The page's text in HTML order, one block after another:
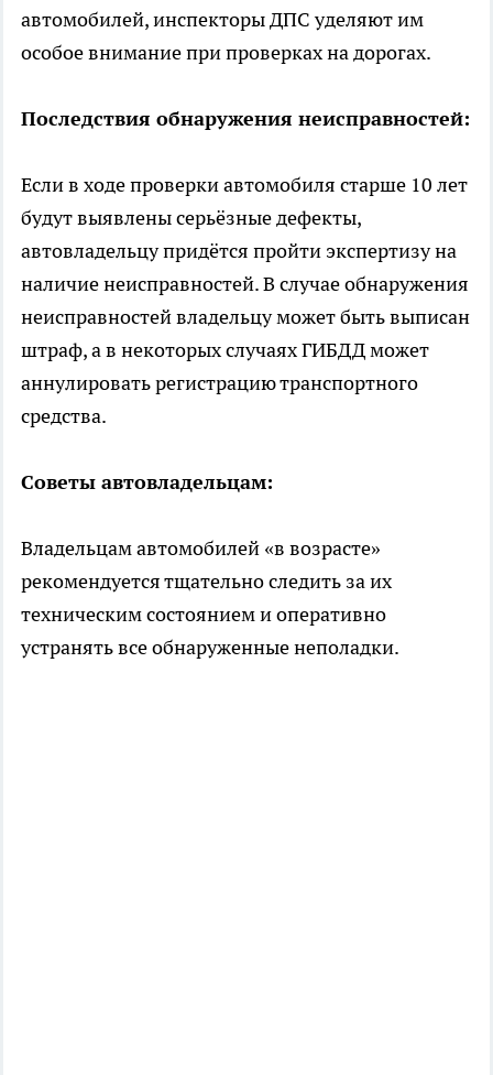
автомобилей, инспекторы ДПС уделяют им
особое внимание при проверках на дорогах.
Последствия обнаружения неисправностей:
Если в ходе проверки автомобиля старше 10 лет
будут выявлены серьёзные дефекты,
автовладельцу придётся пройти экспертизу на
наличие неисправностей. В случае обнаружения
неисправностей владельцу может быть выписан
штраф, а в некоторых случаях ГИБДД может
аннулировать регистрацию транспортного
средства.
Советы автовладельцам:
Владельцам автомобилей «в возрасте»
рекомендуется тщательно следить за их
техническим состоянием и оперативно
устранять все обнаруженные неполадки.